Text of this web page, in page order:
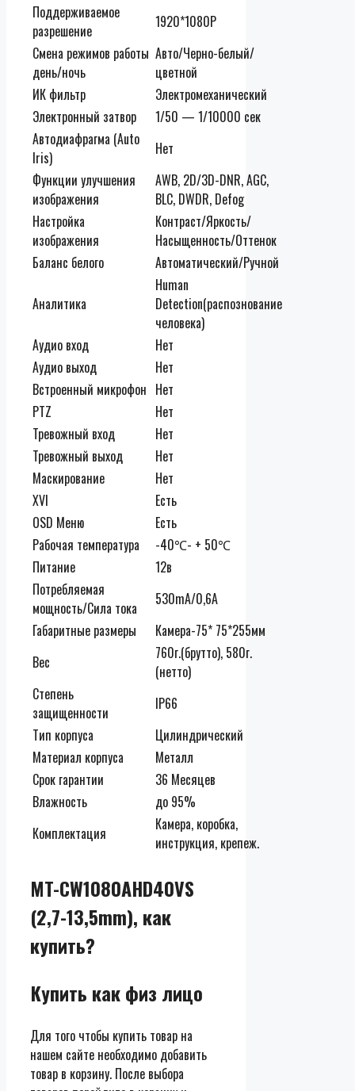
Поддерживаемое
разрешение
1920*1080P
Смена режимов работы
день/ночь
Авто/Черно-белый/
цветной
ИК фильтр
Электромеханический
Электронный затвор
1/50 — 1/10000 сек
Автодиафрагма (Auto
Iris)
Нет
Функции улучшения
изображения
AWB, 2D/3D-DNR, AGC,
BLC, DWDR, Defog
Настройка
изображения
Контраст/Яркость/
Насыщенность/Оттенок
Баланс белого
Автоматический/Ручной
Аналитика
Human
Detection(распознование
человека)
Аудио вход
Нет
Аудио выход
Нет
Встроенный микрофон Нет
PTZ
Нет
Тревожный вход
Нет
Тревожный выход
Нет
Маскирование
Нет
XVI
Есть
OSD Меню
Есть
Рабочая температура
-40℃- + 50℃
Питание
12в
Потребляемая
мощность/Сила тока
530mA/0,6А
Габаритные размеры
Камера-75* 75*255мм
Вес
760г.(брутто), 580г.
(нетто)
Степень
защищенности
IP66
Тип корпуса
Цилиндрический
Материал корпуса
Металл
Срок гарантии
36 Месяцев
Влажность
до 95%
Комплектация
Камера, коробка,
инструкция, крепеж.
MT-CW1080AHD40VS
(2,7-13,5mm), как
купить?
Купить как физ лицо
Для того чтобы купить товар на
нашем сайте необходимо добавить
товар в корзину. После выбора